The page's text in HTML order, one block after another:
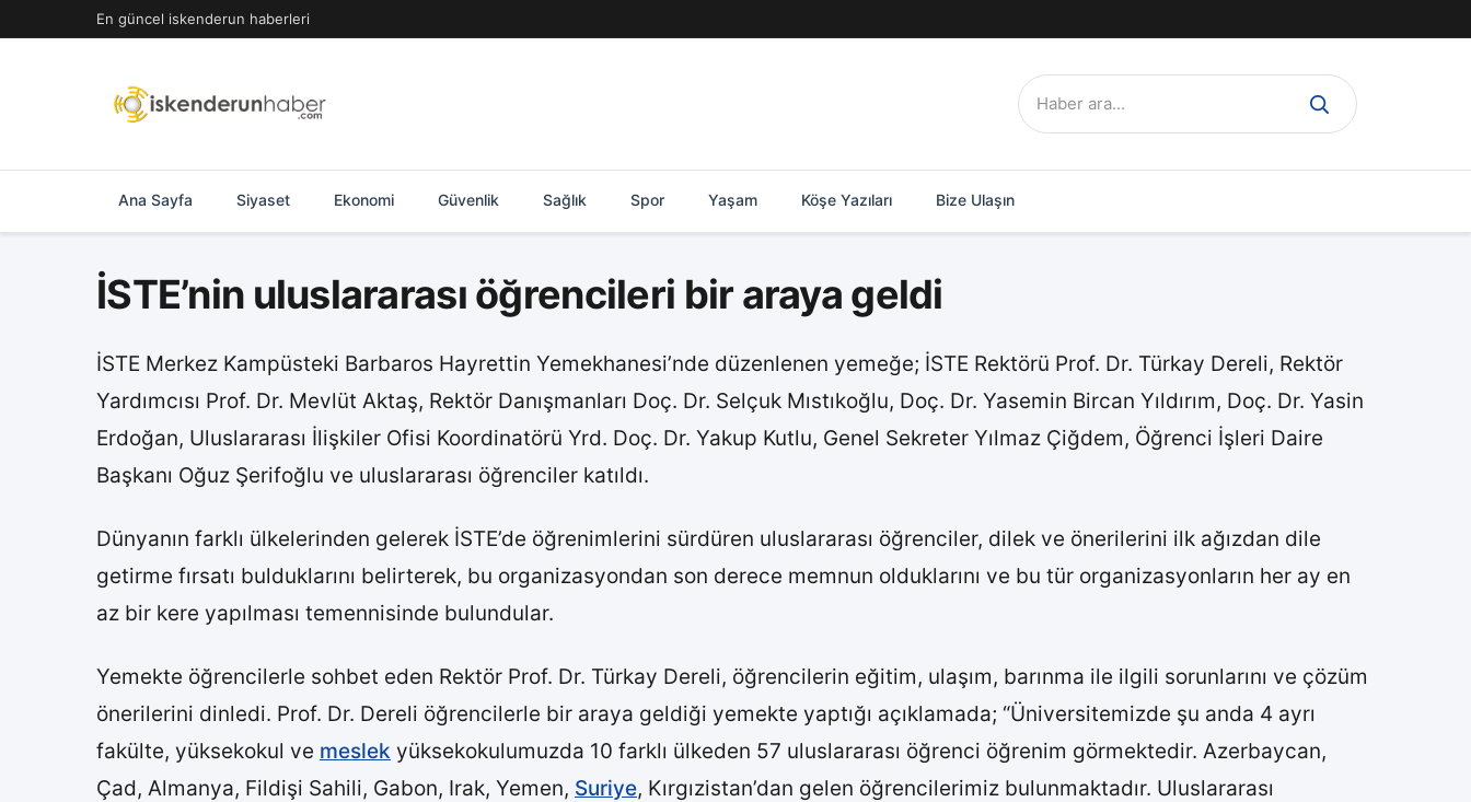
geç
En güncel iskenderun haberleri
Ara:
Ana Sayfa Siyaset Ekonomi Güvenlik Sağlık Spor Yaşam Köşe Yazıları Bize Ulaşın
İSTE’nin uluslararası öğrencileri bir araya geldi
İSTE Merkez Kampüsteki Barbaros Hayrettin Yemekhanesi’nde düzenlenen yemeğe; İSTE Rektörü Prof. Dr. Türkay Dereli, Rektör
Yardımcısı Prof. Dr. Mevlüt Aktaş, Rektör Danışmanları Doç. Dr. Selçuk Mıstıkoğlu, Doç. Dr. Yasemin Bircan Yıldırım, Doç. Dr. Yasin
Erdoğan, Uluslararası İlişkiler Ofisi Koordinatörü Yrd. Doç. Dr. Yakup Kutlu, Genel Sekreter Yılmaz Çiğdem, Öğrenci İşleri Daire
Başkanı Oğuz Şerifoğlu ve uluslararası öğrenciler katıldı.
Dünyanın farklı ülkelerinden gelerek İSTE’de öğrenimlerini sürdüren uluslararası öğrenciler, dilek ve önerilerini ilk ağızdan dile
getirme fırsatı bulduklarını belirterek, bu organizasyondan son derece memnun olduklarını ve bu tür organizasyonların her ay en
az bir kere yapılması temennisinde bulundular.
Yemekte öğrencilerle sohbet eden Rektör Prof. Dr. Türkay Dereli, öğrencilerin eğitim, ulaşım, barınma ile ilgili sorunlarını ve çözüm
önerilerini dinledi. Prof. Dr. Dereli öğrencilerle bir araya geldiği yemekte yaptığı açıklamada; “Üniversitemizde şu anda 4 ayrı
fakülte, yüksekokul ve meslek yüksekokulumuzda 10 farklı ülkeden 57 uluslararası öğrenci öğrenim görmektedir. Azerbaycan,
Çad, Almanya, Fildişi Sahili, Gabon, Irak, Yemen, Suriye, Kırgızistan’dan gelen öğrencilerimiz bulunmaktadır. Uluslararası